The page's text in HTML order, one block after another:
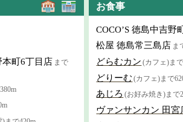
町6丁目店 まで
お食事
COCO’S 徳島中吉野
松屋 徳島常三島店 ま
どらむカン (カフェ)ま
どりーむ (カフェ)まで
あじろ (お好み焼き)まで
ヴァンサンカン 田宮